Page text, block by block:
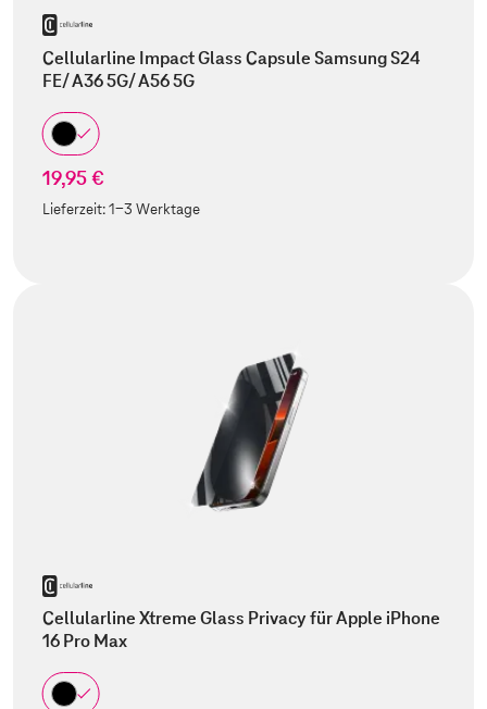
Cellularline Impact Glass Capsule Samsung S24
FE/ A36 5G/ A56 5G
19,95 €
Lieferzeit:1-3 Werktage
Cellularline Xtreme Glass Privacy für Apple iPhone
16 Pro Max